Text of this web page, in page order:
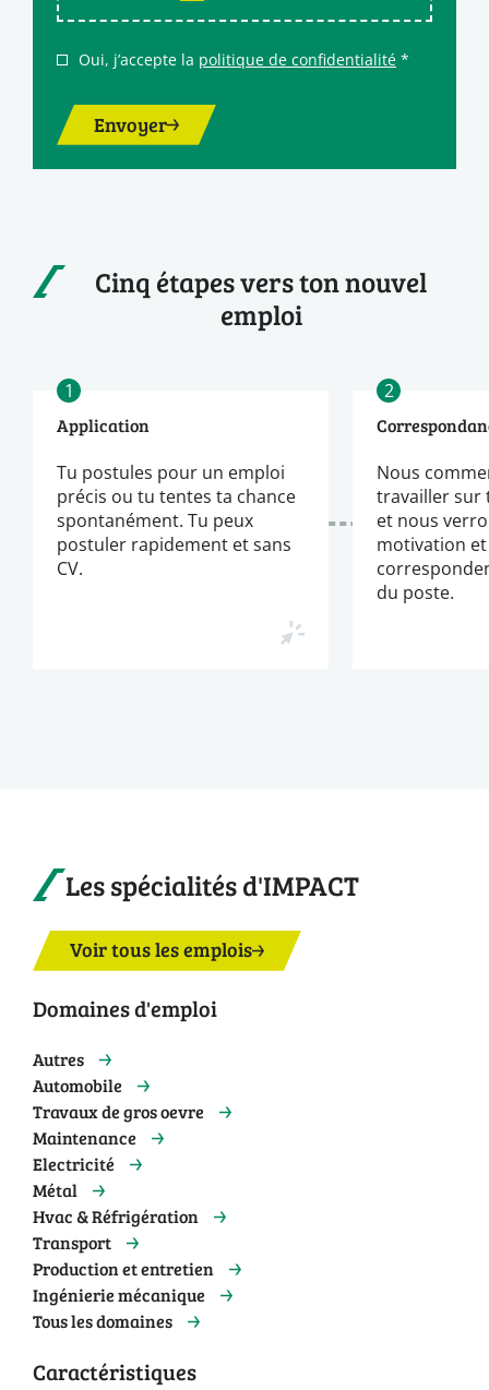
Oui, j’accepte la politique de confidentialité *
Envoyer
Cinq étapes vers ton nouvel
emploi
1
Application
Tu postules pour un emploi
précis ou tu tentes ta chance
spontanément. Tu peux
postuler rapidement et sans
CV.
2
Nous
travailler sur
et nous
motivation
du poste.
Les spécialités d'IMPACT
Voir tous les emplois
Domaines d'emploi
Autres
Automobile
Travaux de gros oevre
Maintenance
Electricité
Métal
Hvac & Réfrigération
Transport
Production et entretien
Ingénierie mécanique
Tous les domaines
Caractéristiques